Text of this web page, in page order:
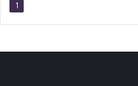
1